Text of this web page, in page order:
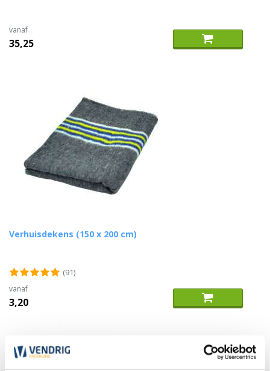
vanaf
35,25
Verhuisdekens (150 x 200 cm)
(91)
vanaf
3,20